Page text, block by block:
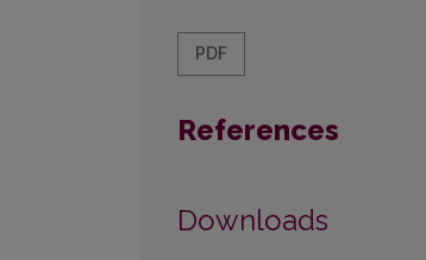
PDF
References
Downloads